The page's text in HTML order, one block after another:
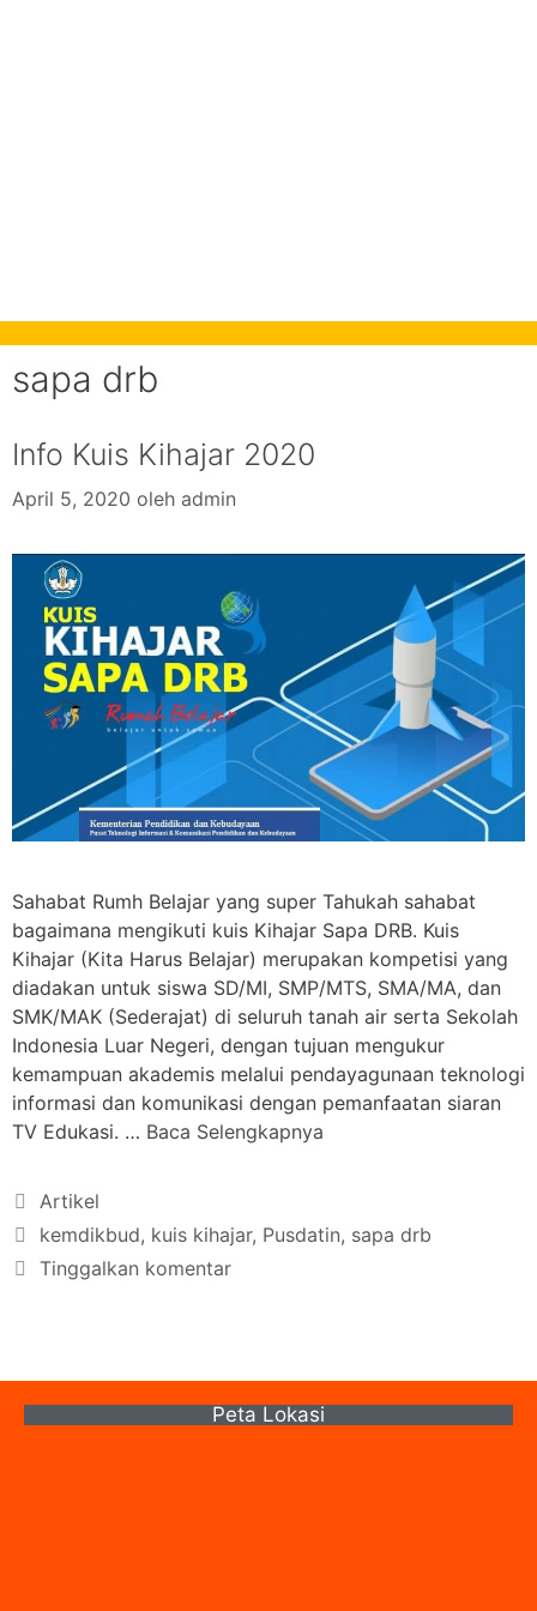
sapa drb
Info Kuis Kihajar 2020
April 5, 2020 oleh admin
Sahabat Rumh Belajar yang super Tahukah sahabat
bagaimana mengikuti kuis Kihajar Sapa DRB. Kuis
Kihajar (Kita Harus Belajar) merupakan kompetisi yang
diadakan untuk siswa SD/MI, SMP/MTS, SMA/MA, dan
SMK/MAK (Sederajat) di seluruh tanah air serta Sekolah
Indonesia Luar Negeri, dengan tujuan mengukur
kemampuan akademis melalui pendayagunaan teknologi
informasi dan komunikasi dengan pemanfaatan siaran
TV Edukasi. … Baca Selengkapnya
Artikel
kemdikbud, kuis kihajar, Pusdatin, sapa drb
Tinggalkan komentar
Peta Lokasi